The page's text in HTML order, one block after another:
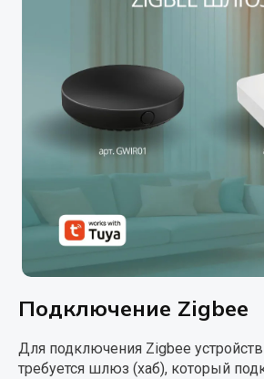
Подключение Zigbee
Для подключения Zigbee
требуется шлюз (хаб), который